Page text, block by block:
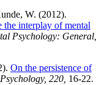
W. (2012).
the interplay of mental
Psychology: General,
On the persistence of
220, 16-22.